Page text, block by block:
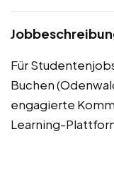
Für
Buchen
engagierte
Learning-